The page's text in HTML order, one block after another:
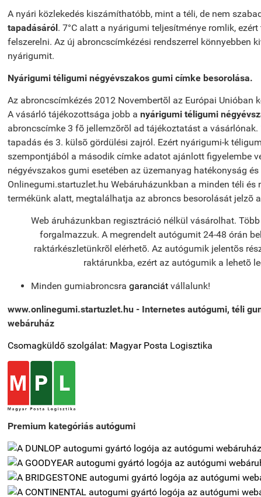
A nyári közlekedés kiszámíthatóbb, mint a téli, de nem
tapadásáról. 7°C alatt a nyárigumi teljesítménye romlik,
felszerelni. Az új abroncscímkézési rendszerrel könnyebben
nyárigumit.
Nyárigumi téligumi négyévszakos gumi címke besorolása.
Az abroncscímkézés 2012 Novembertõl az Európai Unióban
A vásárló tájékozottsága jobb a nyárigumi téligumi
abroncscímke 3 fõ jellemzõrõl ad tájékoztatást a
tapadás és 3. külsõ gördülési zajról. Ezért nyárigumi-k
szempontjából a második címke adatot ajánlott figyelembe
négyévszakos gumi esetében az üzemanyag hatékonyság
Onlinegumi.startuzlet.hu Webáruházunkban a minden téli
termékünk alatt, megtalálhatja az abroncs besorolását jelzõ
Web áruházunkban regisztráció nélkül vásárolhat.
forgalmazzuk. A megrendelt autógumit 24-48 órán
raktárkészletünkrõl elérhetõ. Az autógumik jelentõs
raktárunkba, ezért az autógumik a lehetõ
Minden gumiabroncsra garanciátvállalunk!
www.onlinegumi.startuzlet.hu - Internetes autógumi, téli
webáruház
Csomagküldő szolgálat: Magyar Posta Logisztika
Premium kategóriás autógumi